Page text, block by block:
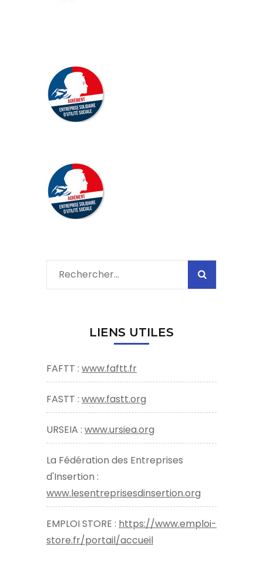
Rechercher :
LIENS UTILES
FAFTT : www.faftt.fr
FASTT : www.fastt.org
URSEIA : www.ursiea.org
La Fédération des Entreprises
d'Insertion :
www.lesentreprisesdinsertion.org
EMPLOI STORE : https://www.emploi-
store.fr/portail/accueil